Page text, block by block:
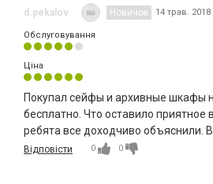
d.pekalov Новичок 14 трав.
Обслуговування
Ціна
Покупал сейфы и архивные шкафы
бесплатно. Что оставило
ребята все доходчиво объяснили.
Відповісти 0 0